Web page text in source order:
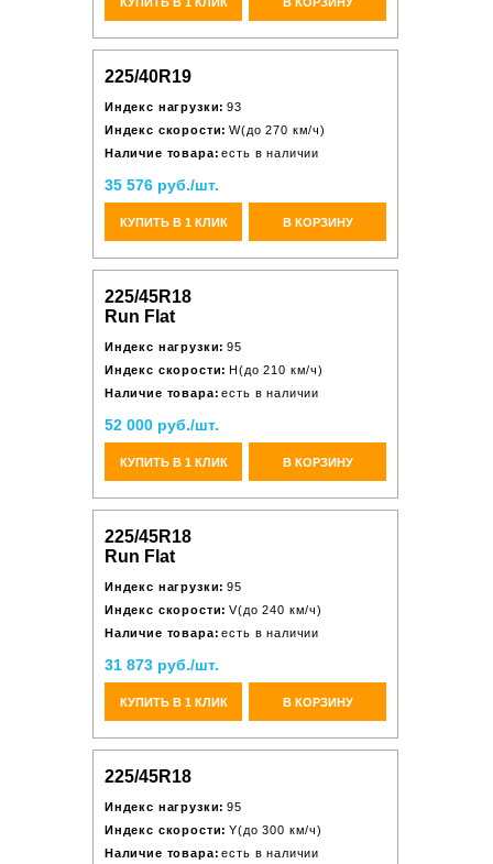
225/40R19
Индекс нагрузки: 93
Индекс скорости: W(до 270 км/ч)
Наличие товара: есть в наличии
35 576 руб./шт.
КУПИТЬ В 1 КЛИК В КОРЗИНУ
225/45R18
Run Flat
Индекс нагрузки: 95
Индекс скорости: H(до 210 км/ч)
Наличие товара: есть в наличии
52 000 руб./шт.
КУПИТЬ В 1 КЛИК В КОРЗИНУ
225/45R18
Run Flat
Индекс нагрузки: 95
Индекс скорости: V(до 240 км/ч)
Наличие товара: есть в наличии
31 873 руб./шт.
КУПИТЬ В 1 КЛИК В КОРЗИНУ
225/45R18
Индекс нагрузки: 95
Индекс скорости: Y(до 300 км/ч)
Наличие товара: есть в наличии